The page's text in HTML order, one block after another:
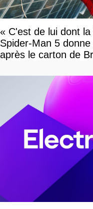
« C'est de lui dont
Spider-Man 5
après le carton de